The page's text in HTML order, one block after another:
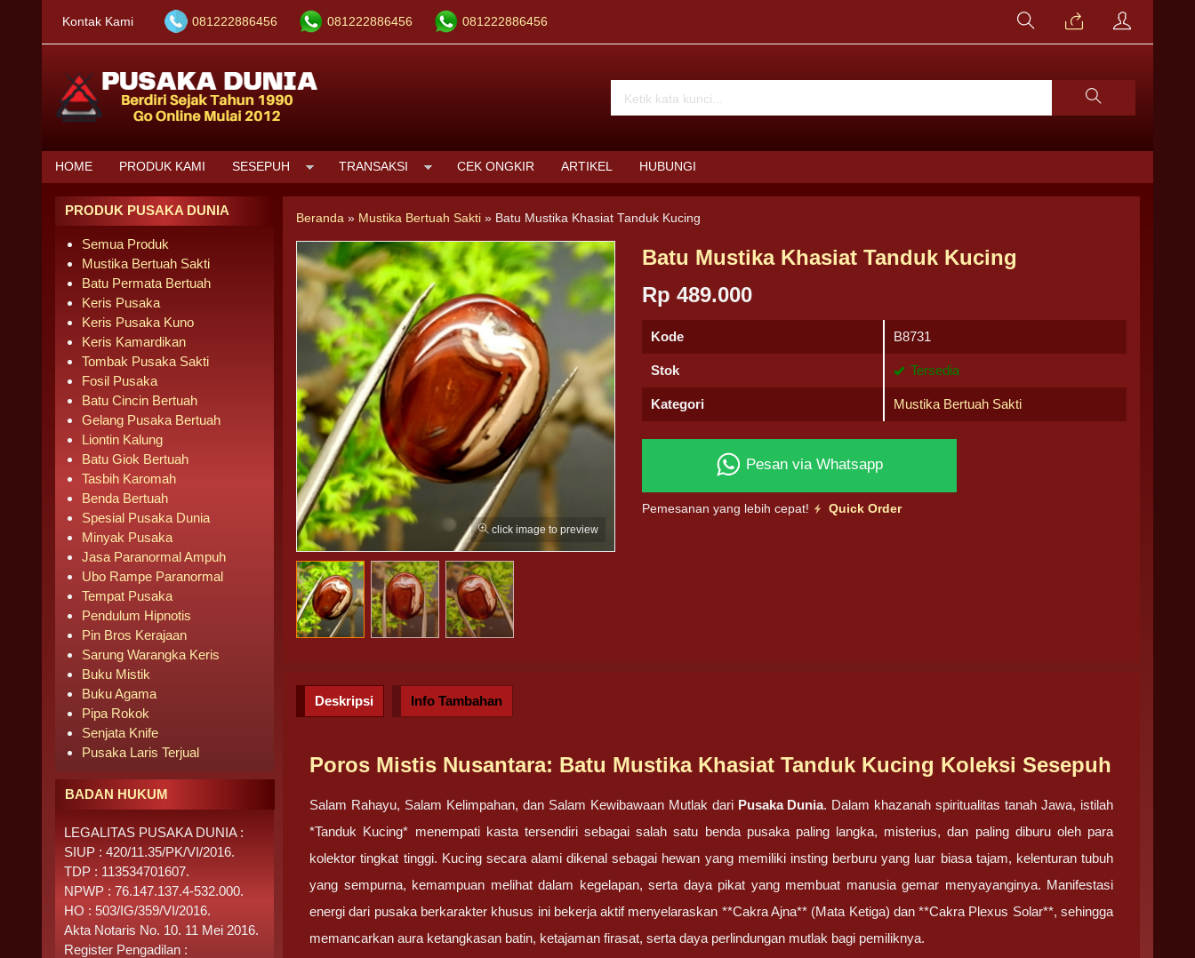
Kontak Kami 081222886456 081222886456 081222886456
HOME PRODUK KAMI SESEPUH TRANSAKSI CEK ONGKIR ARTIKEL HUBUNGI
Beranda » Mustika Bertuah Sakti » Batu Mustika Khasiat Tanduk Kucing
click image to preview
Batu Mustika Khasiat Tanduk Kucing
Rp 489.000
Kode B8731
Stok Tersedia
Kategori Mustika Bertuah Sakti
Pesan via Whatsapp
Pemesanan yang lebih cepat! Quick Order
Deskripsi Info Tambahan
Poros Mistis Nusantara: Batu Mustika Khasiat Tanduk Kucing Koleksi Sesepuh
Salam Rahayu, Salam Kelimpahan, dan Salam Kewibawaan Mutlak dari Pusaka Dunia. Dalam khazanah spiritualitas tanah Jawa, istilah
*Tanduk Kucing* menempati kasta tersendiri sebagai salah satu benda pusaka paling langka, misterius, dan paling diburu oleh para
kolektor tingkat tinggi. Kucing secara alami dikenal sebagai hewan yang memiliki insting berburu yang luar biasa tajam, kelenturan tubuh
yang sempurna, kemampuan melihat dalam kegelapan, serta daya pikat yang membuat manusia gemar menyayanginya. Manifestasi
energi dari pusaka berkarakter khusus ini bekerja aktif menyelaraskan **Cakra Ajna** (Mata Ketiga) dan **Cakra Plexus Solar**, sehingga
memancarkan aura ketangkasan batin, ketajaman firasat, serta daya perlindungan mutlak bagi pemiliknya.
PRODUK PUSAKA DUNIA
Semua Produk
Mustika Bertuah Sakti
Batu Permata Bertuah
Keris Pusaka
Keris Pusaka Kuno
Keris Kamardikan
Tombak Pusaka Sakti
Fosil Pusaka
Batu Cincin Bertuah
Gelang Pusaka Bertuah
Liontin Kalung
Batu Giok Bertuah
Tasbih Karomah
Benda Bertuah
Spesial Pusaka Dunia
Minyak Pusaka
Jasa Paranormal Ampuh
Ubo Rampe Paranormal
Tempat Pusaka
Pendulum Hipnotis
Pin Bros Kerajaan
Sarung Warangka Keris
Buku Mistik
Buku Agama
Pipa Rokok
Senjata Knife
Pusaka Laris Terjual
BADAN HUKUM
LEGALITAS PUSAKA DUNIA :
SIUP : 420/11.35/PK/VI/2016.
TDP : 113534701607.
NPWP : 76.147.137.4-532.000.
HO : 503/IG/359/VI/2016.
Akta Notaris No. 10. 11 Mei 2016.
Register Pengadilan :